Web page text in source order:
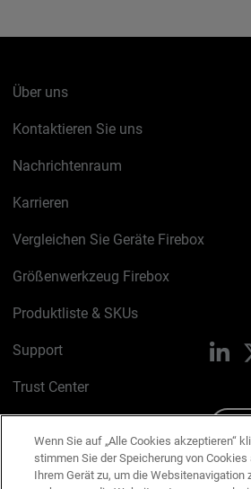
Über uns
Kontaktieren Sie uns
Nachrichtenraum
Karrieren
Vergleichen Sie Geräte Firebox
Größenwerkzeug Firebox
Produktliste & SKUs
Support
Trust Center
Cookie-Richtlinie
Wenn Sie auf „Alle Cookies akzeptieren“
stimmen Sie der Speicherung von Cookies
Ihrem Gerät zu, um die Websitenavigation